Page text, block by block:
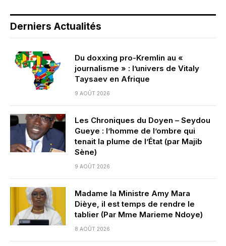
Derniers Actualités
Du doxxing pro-Kremlin au «
journalisme » : l’univers de Vitaly
Taysaev en Afrique
9 AOÛT 2026
Les Chroniques du Doyen – Seydou
Gueye : l’homme de l’ombre qui
tenait la plume de l’État (par Majib
Sène)
9 AOÛT 2026
Madame la Ministre Amy Mara
Dièye, il est temps de rendre le
tablier (Par Mme Marieme Ndoye)
8 AOÛT 2026